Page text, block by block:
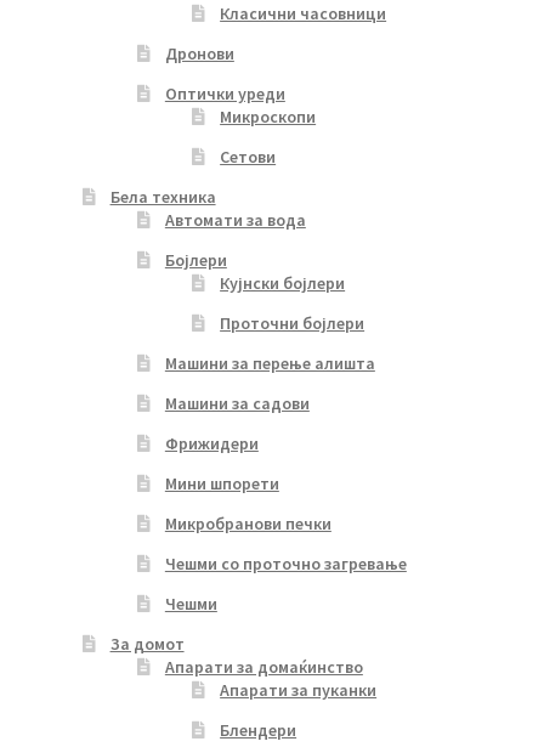
Класични часовници
Дронови
Оптички уреди
Микроскопи
Сетови
Бела техника
Автомати за вода
Бојлери
Кујнски бојлери
Проточни бојлери
Машини за перење алишта
Машини за садови
Фрижидери
Мини шпорети
Микробранови печки
Чешми со проточно загревање
Чешми
За домот
Апарати за домаќинство
Апарати за пуканки
Блендери